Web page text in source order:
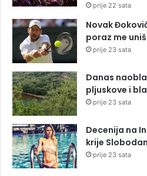
prije 22 sata
Novak
poraz me
prije 23 sata
Danas
pljuskove i
prije 23 sata
Decenija na
krije
prije 23 sata